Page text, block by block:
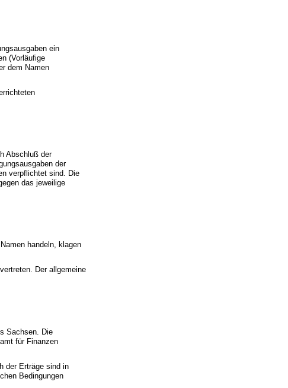
ein
(Vorläufige
dem Namen
Abschluß der
der
verpflichtet sind. Die
das jeweilige
handeln, klagen
Der allgemeine
Sachsen. Die
für Finanzen
der Erträge sind in
Bedingungen